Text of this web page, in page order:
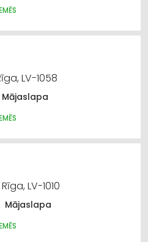
LV-1058
Mājaslapa
LV-1010
Mājaslapa